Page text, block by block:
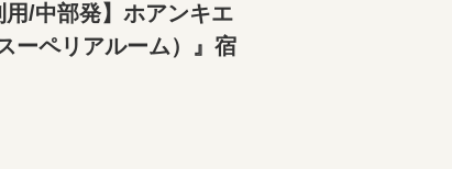
/中部発】ホアンキエ
ーペリアルーム）』宿